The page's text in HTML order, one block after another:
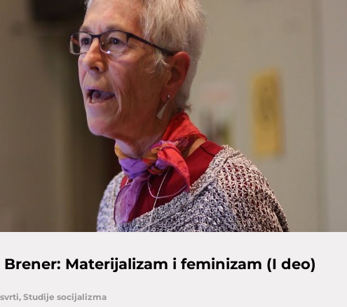
Brener: Materijalizam i feminizam (I deo)
, Studije socijalizma